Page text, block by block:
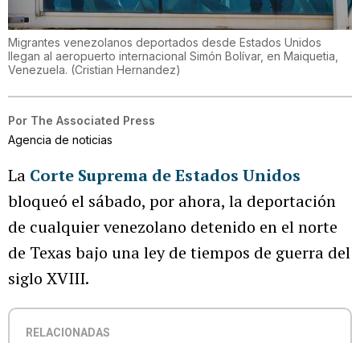
Migrantes venezolanos deportados desde Estados Unidos
llegan al aeropuerto internacional Simón Bolívar, en Maiquetia,
Venezuela. (Cristian Hernandez)
Por The Associated Press
Agencia de noticias
La Corte Suprema de Estados Unidos
bloqueó el sábado, por ahora, la deportación
de cualquier venezolano detenido en el norte
de Texas bajo una ley de tiempos de guerra del
siglo XVIII.
RELACIONADAS